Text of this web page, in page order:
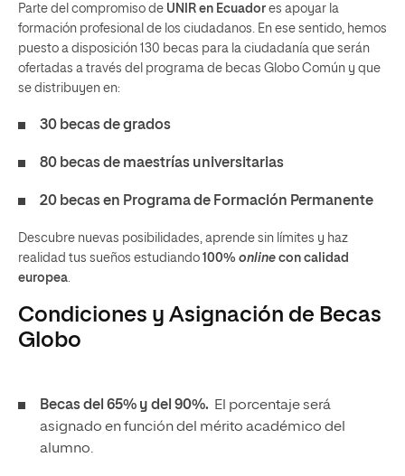
Parte del compromiso de UNIR en Ecuador es apoyar la
formación profesional de los ciudadanos. En ese sentido, hemos
puesto a disposición 130 becas para la ciudadanía que serán
ofertadas a través del programa de becas Globo Común y que
se distribuyen en:
30 becas de grados
80 becas de maestrías universitarias
20 becas en Programa de Formación Permanente
Descubre nuevas posibilidades, aprende sin límites y haz
realidad tus sueños estudiando 100% online con calidad
europea
Condiciones y Asignación de Becas
Globo
Becas del 65% y del 90%. El porcentaje será
asignado en función del mérito académico del
alumno.